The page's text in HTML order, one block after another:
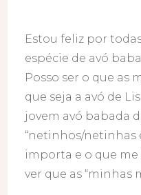
Estou feliz por
espécie de avó
Posso ser o que as
que seja a avó de
jovem avó babada
“netinhos/netinhas
importa e o que me
ver que as “minhas